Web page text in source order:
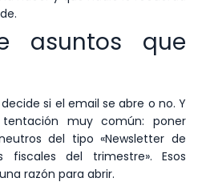
asuntos que
si el email se abre o no. Y
muy común: poner
del tipo «Newsletter de
fiscales del trimestre». Esos
razón para abrir.